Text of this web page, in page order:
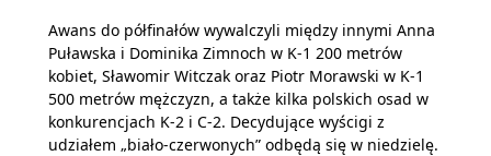
Awans do półfinałów wywalczyli między innymi Anna
Puławska i Dominika Zimnoch w K-1 200 metrów
kobiet, Sławomir Witczak oraz Piotr Morawski w K-1
500 metrów mężczyzn, a także kilka polskich osad w
konkurencjach K-2 i C-2. Decydujące wyścigi z
udziałem „biało-czerwonych” odbędą się w niedzielę.